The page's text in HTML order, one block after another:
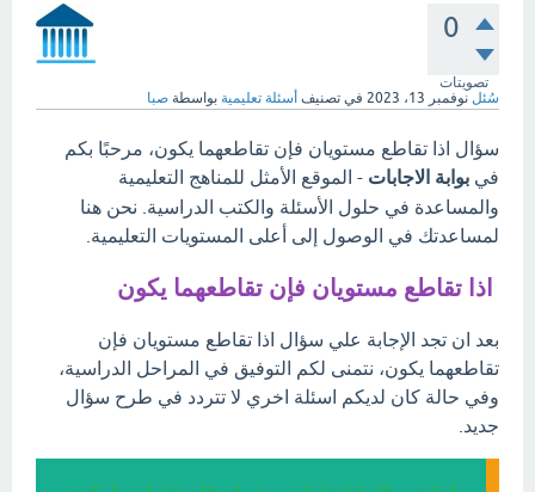
0
تصويتات
سُئل نوفمبر 13، 2023 في تصنيف أسئلة تعليمية بواسطة صبا
سؤال اذا تقاطع مستويان فإن تقاطعهما يكون، مرحبًا بكم
في بوابة الاجابات - الموقع الأمثل للمناهج التعليمية
والمساعدة في حلول الأسئلة والكتب الدراسية. نحن هنا
لمساعدتك في الوصول إلى أعلى المستويات التعليمية.
اذا تقاطع مستويان فإن تقاطعهما يكون
بعد ان تجد الإجابة علي سؤال اذا تقاطع مستويان فإن
تقاطعهما يكون، نتمنى لكم التوفيق في المراحل الدراسية،
وفي حالة كان لديكم اسئلة اخري لا تتردد في طرح سؤال
جديد.